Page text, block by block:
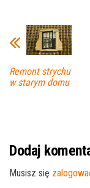
Remont strychu
w starym domu
Dodaj
Musisz się